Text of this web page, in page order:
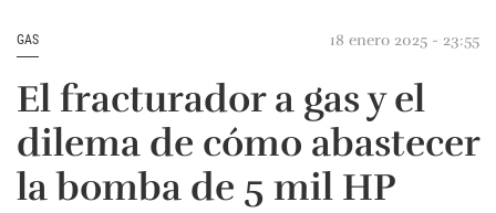
GAS 18 enero 2025 - 23:55
El fracturador a gas y el
dilema de cómo abastecer
la bomba de 5 mil HP